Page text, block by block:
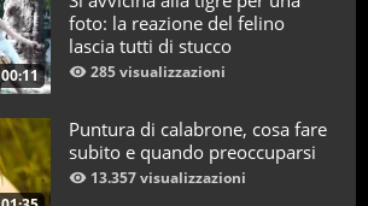
00:11
foto: la reazione del felino
lascia tutti di stucco
285 visualizzazioni
Puntura di calabrone, cosa fare
subito e quando preoccuparsi
13.357 visualizzazioni